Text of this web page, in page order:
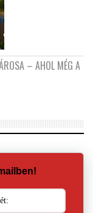
– AHOL MÉG A